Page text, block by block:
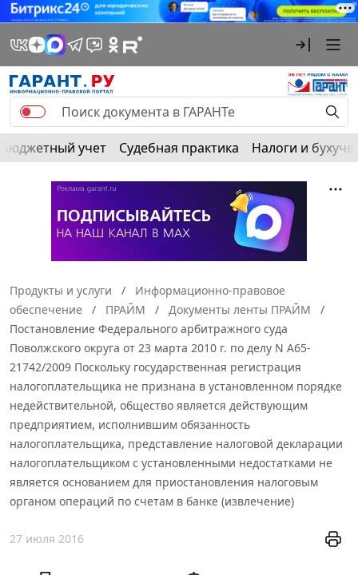
Бюджетный учет Судебная практика Налоги и
Продукты и услуги
Информационно-правовое
обеспечение
ПРАЙМ
Документы ленты ПРАЙМ
Постановление Федерального арбитражного суда
Поволжского округа от 23 марта 2010 г. по делу N А65-
21742/2009 Поскольку государственная регистрация
налогоплательщика не признана в установленном порядке
недействительной, общество является действующим
предприятием, исполнившим обязанность
налогоплательщика, представление налоговой декларации
налогоплательщиком с установленными недостатками не
является основанием для приостановления налоговым
органом операций по счетам в банке (извлечение)
27 июля 2016